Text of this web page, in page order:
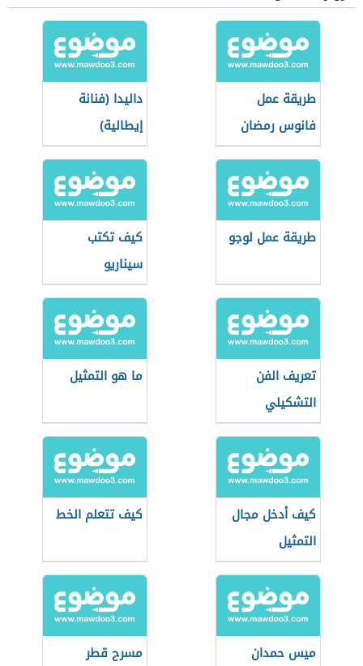
طريقة عمل
فانوس رمضان
بالورق
داليدا (فنانة
إيطالية)
طريقة عمل لوجو
كيف تكتب
سيناريو
تعريف الفن
التشكيلي
ما هو التمثيل
كيف أدخل مجال
التمثيل
كيف تتعلم الخط
ميس حمدان
مسرح قطر